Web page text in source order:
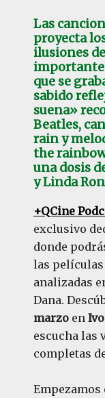
Las
proyecta
ilusiones
que se
sabido
suena»
Beatles,
rainy
the
una dosis
yLinda
+QCine
exclusivo
donde
las películas
analizadas
Dana.
marzoen
escucha las
completas